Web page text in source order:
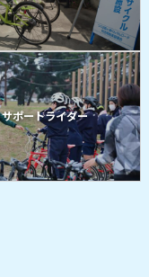
サポートライダー